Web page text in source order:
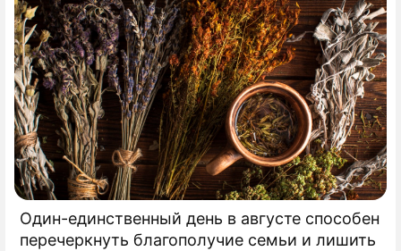
Один-единственный день в августе способен
перечеркнуть благополучие семьи и лишить